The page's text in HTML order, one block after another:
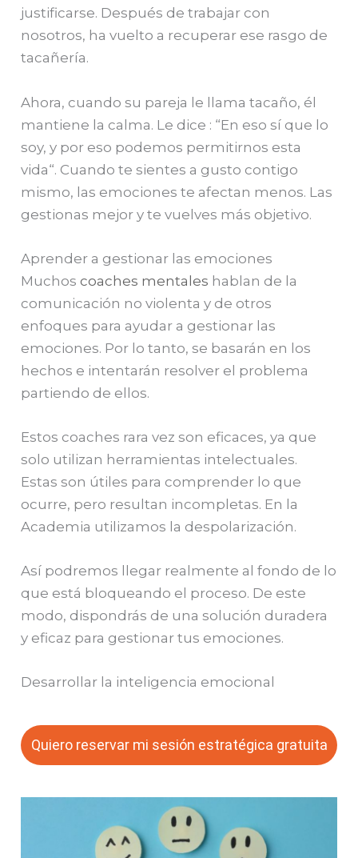
justificarse. Después de trabajar con
nosotros, ha vuelto a recuperar ese rasgo de
tacañería.
Ahora, cuando su pareja le llama tacaño, él
mantiene la calma. Le dice : “En eso sí que lo
soy, y por eso podemos permitirnos esta
vida“. Cuando te sientes a gusto contigo
mismo, las emociones te afectan menos. Las
gestionas mejor y te vuelves más objetivo.
Aprender a gestionar las emociones
Muchoscoaches mentales hablan de la
comunicación no violenta y de otros
enfoques para ayudar a gestionar las
emociones. Por lo tanto, se basarán en los
hechos e intentarán resolver el problema
partiendo de ellos.
Estos coaches rara vez son eficaces, ya que
solo utilizan herramientas intelectuales.
Estas son útiles para comprender lo que
ocurre, pero resultan incompletas. En la
Academia utilizamos la despolarización.
Así podremos llegar realmente al fondo de lo
que está bloqueando el proceso. De este
modo, dispondrás de una solución duradera
y eficaz para gestionar tus emociones.
Desarrollar la inteligencia emocional
Quiero reservar mi sesión estratégica gratuita